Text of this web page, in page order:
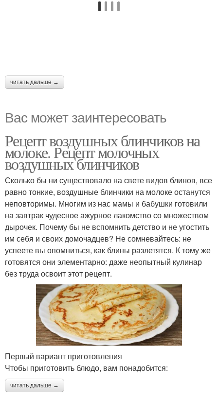
читать дальше →
Вас может заинтересовать
Рецепт воздушных блинчиков на
молоке. Рецепт молочных
воздушных блинчиков
Сколько бы ни существовало на свете видов блинов, все
равно тонкие, воздушные блинчики на молоке останутся
неповторимы. Многим из нас мамы и бабушки готовили
на завтрак чудесное ажурное лакомство со множеством
дырочек. Почему бы не вспомнить детство и не угостить
им себя и своих домочадцев? Не сомневайтесь: не
успеете вы опомниться, как блины разлетятся. К тому же
готовятся они элементарно: даже неопытный кулинар
без труда освоит этот рецепт.
Первый вариант приготовления
Чтобы приготовить блюдо, вам понадобится:
читать дальше →